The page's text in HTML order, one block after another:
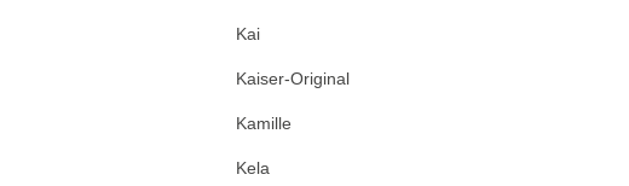
Kai
Kaiser-Original
Kamille
Kela